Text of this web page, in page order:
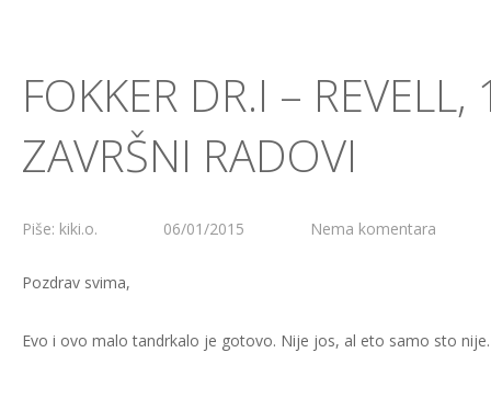
FOKKER DR.I –
ZAVRŠNI RADOVI
Piše: kiki.o. 06/01/2015 Nema komentara
Pozdrav svima,
Evo i ovo malo tandrkalo je gotovo. Nije jos, al eto samo sto nije.